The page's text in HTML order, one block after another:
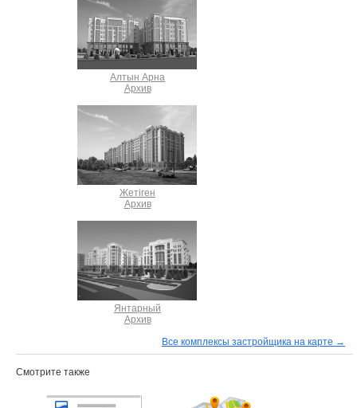
Алтын Арна
Архив
Жетіген
Архив
Янтарный
Архив
Все комплексы застройщика на карте →
Смотрите также